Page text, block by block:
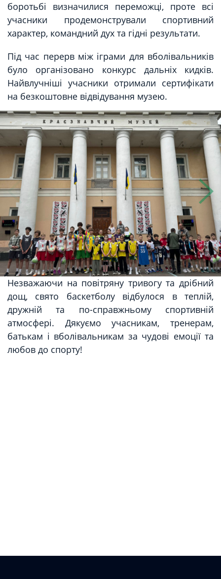
боротьбі визначилися переможці, проте всі
учасники продемонстрували спортивний
характер, командний дух та гідні результати.
Під час перерв між іграми для вболівальників
було організовано конкурс дальніх кидків.
Найвлучніші учасники отримали сертифікати
на безкоштовне відвідування музею.
Незважаючи на повітряну тривогу та дрібний
дощ, свято баскетболу відбулося в теплій,
дружній та по-справжньому спортивній
атмосфері. Дякуємо учасникам, тренерам,
батькам і вболівальникам за чудові емоції та
любов до спорту!